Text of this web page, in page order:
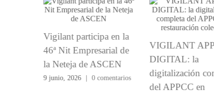
Vigilant participa en la
46ª Nit Empresarial de
la Neteja de ASCEN
9 junio, 2026 | 0 comentarios
VIGILANT APPCC
DIGITAL: la
digitalización completa
del APPCC en